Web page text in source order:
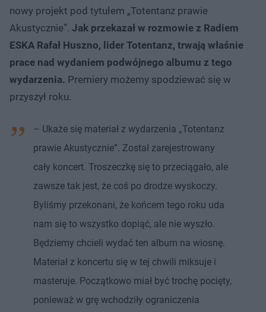
nowy projekt pod tytułem „Totentanz prawie
Akustycznie”. Jak przekazał w rozmowie z Radiem
ESKA Rafał Huszno, lider Totentanz, trwają właśnie
prace nad wydaniem podwójnego albumu z tego
wydarzenia. Premiery możemy spodziewać się w
przyszył roku.
– Ukaże się materiał z wydarzenia „Totentanz
prawie Akustycznie”. Został zarejestrowany
cały koncert. Troszeczkę się to przeciągało, ale
zawsze tak jest, że coś po drodze wyskoczy.
Byliśmy przekonani, że końcem tego roku uda
nam się to wszystko dopiąć, ale nie wyszło.
Będziemy chcieli wydać ten album na wiosnę.
Materiał z koncertu się w tej chwili miksuje i
masteruje. Początkowo miał być trochę pocięty,
ponieważ w grę wchodziły ograniczenia